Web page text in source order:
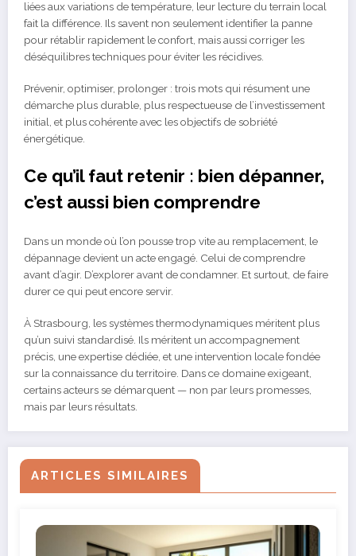
liées aux variations de température, leur lecture du terrain local
fait la différence. Ils savent non seulement identifier la panne
pour rétablir rapidement le confort, mais aussi corriger les
déséquilibres techniques pour éviter les récidives.
Prévenir, optimiser, prolonger : trois mots qui résument une
démarche plus durable, plus respectueuse de l’investissement
initial, et plus cohérente avec les objectifs de sobriété
énergétique.
Ce qu’il faut retenir : bien dépanner,
c’est aussi bien comprendre
Dans un monde où l’on pousse trop vite au remplacement, le
dépannage devient un acte engagé. Celui de comprendre
avant d’agir. D’explorer avant de condamner. Et surtout, de faire
durer ce qui peut encore servir.
À Strasbourg, les systèmes thermodynamiques méritent plus
qu’un suivi standardisé. Ils méritent un accompagnement
précis, une expertise dédiée, et une intervention locale fondée
sur la connaissance du territoire. Dans ce domaine exigeant,
certains acteurs se démarquent — non par leurs promesses,
mais par leurs résultats.
ARTICLES SIMILAIRES